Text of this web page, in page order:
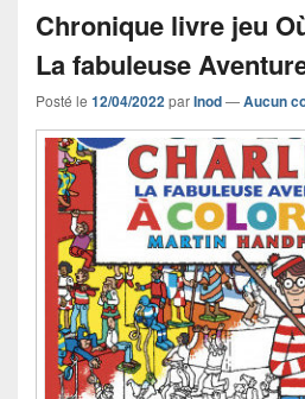
Chronique livre jeu
La fabuleuse
Posté le 12/04/2022parInod—Aucun